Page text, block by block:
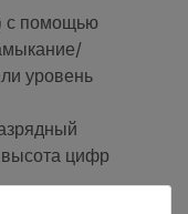
с помощью
уровень
цифр